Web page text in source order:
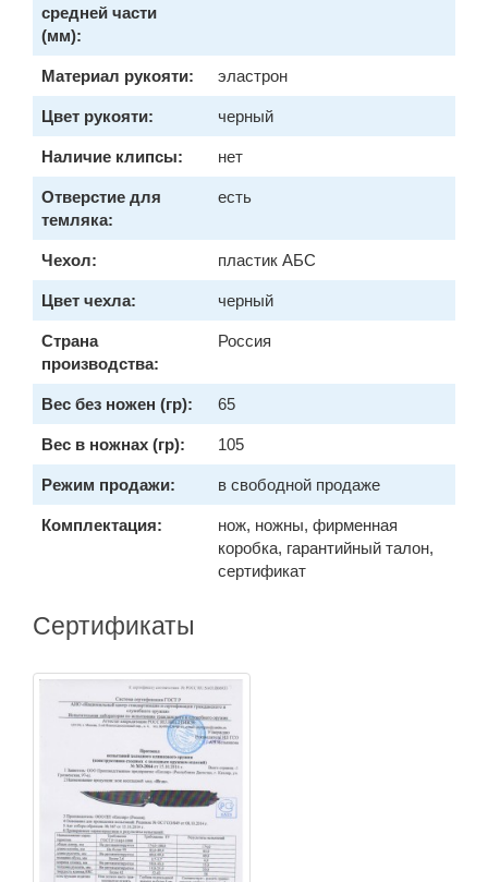
средней части
(мм):
Материал рукояти: эластрон
Цвет рукояти: черный
Наличие клипсы: нет
Отверстие для
темляка:
есть
Чехол: пластик АБС
Цвет чехла: черный
Страна
производства:
Россия
Вес без ножен (гр): 65
Вес в ножнах (гр): 105
Режим продажи: в свободной продаже
Комплектация:
нож, ножны, фирменная
коробка, гарантийный талон,
сертификат
Сертификаты